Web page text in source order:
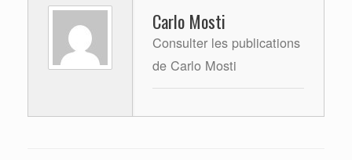
Carlo Mosti
Consulter les publications
de Carlo Mosti